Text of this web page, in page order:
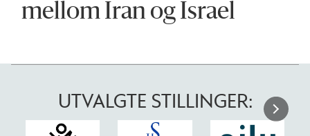
mellom Iran og Israel
UTVALGTE STILLINGER: